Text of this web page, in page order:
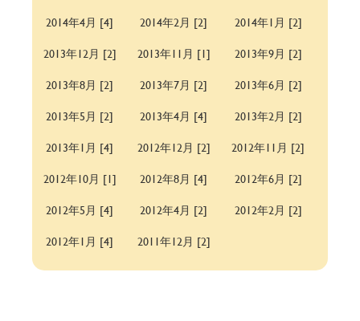
2014年4月 [4]
2014年2月 [2]
2014年1月 [2]
2013年12月 [2]
2013年11月 [1]
2013年9月 [2]
2013年8月 [2]
2013年7月 [2]
2013年6月 [2]
2013年5月 [2]
2013年4月 [4]
2013年2月 [2]
2013年1月 [4]
2012年12月 [2]
2012年11月 [2]
2012年10月 [1]
2012年8月 [4]
2012年6月 [2]
2012年5月 [4]
2012年4月 [2]
2012年2月 [2]
2012年1月 [4]
2011年12月 [2]